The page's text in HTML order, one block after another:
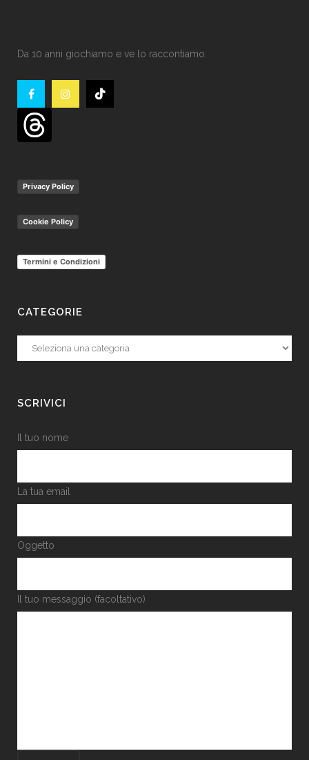
Da 10 anni giochiamo e ve lo raccontiamo.
Privacy Policy
Cookie Policy
Termini e Condizioni
CATEGORIE
Categorie
SCRIVICI
Il tuo nome
La tua email
Oggetto
Il tuo messaggio (facoltativo)